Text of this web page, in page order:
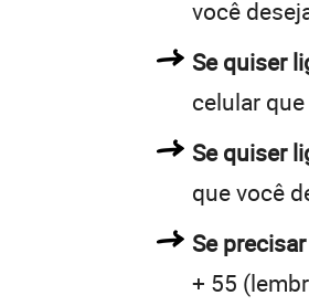
você
Se quiser
celular
Se quiser
que você
Se
+ 55